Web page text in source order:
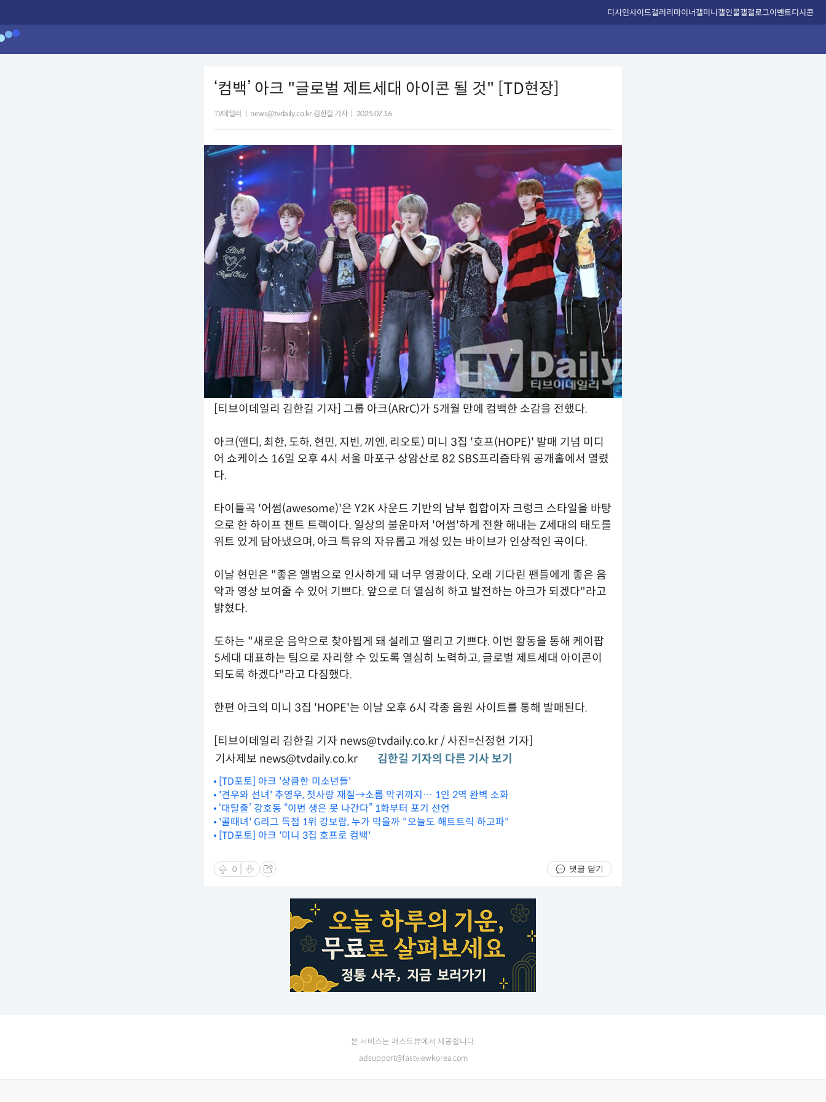
디시인사이드갤러리마이너갤미니갤인물갤갤로그이벤트디시콘
‘컴백’ 아크 "글로벌 제트세대 아이콘 될 것" [TD현장]
TV데일리 news@tvdaily.co.kr 김한길 기자 2025.07.16
[티브이데일리 김한길 기자] 그룹 아크(ARrC)가 5개월 만에 컴백한 소감을 전했다.
아크(앤디, 최한, 도하, 현민, 지빈, 끼엔, 리오토) 미니 3집 '호프(HOPE)' 발매 기념 미디
어 쇼케이스 16일 오후 4시 서울 마포구 상암산로 82 SBS프리즘타워 공개홀에서 열렸
다.
타이틀곡 '어썸(awesome)'은 Y2K 사운드 기반의 남부 힙합이자 크렁크 스타일을 바탕
으로 한 하이프 챈트 트랙이다. 일상의 불운마저 '어썸'하게 전환 해내는 Z세대의 태도를
위트 있게 담아냈으며, 아크 특유의 자유롭고 개성 있는 바이브가 인상적인 곡이다.
이날 현민은 "좋은 앨범으로 인사하게 돼 너무 영광이다. 오래 기다린 팬들에게 좋은 음
악과 영상 보여줄 수 있어 기쁘다. 앞으로 더 열심히 하고 발전하는 아크가 되겠다"라고
밝혔다.
도하는 "새로운 음악으로 찾아뵙게 돼 설레고 떨리고 기쁘다. 이번 활동을 통해 케이팝
5세대 대표하는 팀으로 자리할 수 있도록 열심히 노력하고, 글로벌 제트세대 아이콘이
되도록 하겠다"라고 다짐했다.
한편 아크의 미니 3집 'HOPE'는 이날 오후 6시 각종 음원 사이트를 통해 발매된다.
[티브이데일리 김한길 기자 news@tvdaily.co.kr / 사진=신정헌 기자]
기사제보 news@tvdaily.co.kr 김한길 기자의 다른 기사 보기
[TD포토] 아크 '상큼한 미소년들'
'견우와 선녀' 추영우, 첫사랑 재질→소름 악귀까지… 1인 2역 완벽 소화
‘대탈출’ 강호동 “이번 생은 못 나간다” 1화부터 포기 선언
'골때녀' G리그 득점 1위 강보람, 누가 막을까 "오늘도 해트트릭 하고파"
[TD포토] 아크 '미니 3집 호프로 컴백'
0 댓글 닫기
본 서비스는 패스트뷰에서 제공합니다.
adsupport@fastviewkorea.com